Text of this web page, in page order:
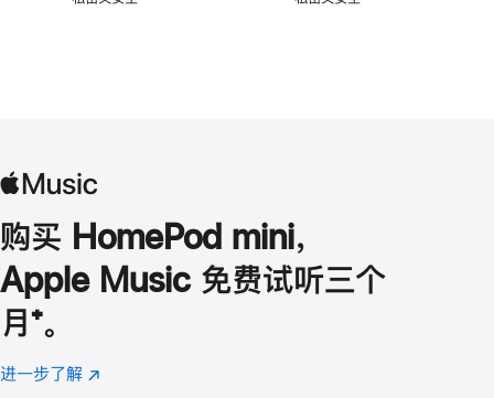
购买 HomePod mini，
Apple Music 免费试听三个
月 脚
注
⁺。
进一步了解 Apple
(在